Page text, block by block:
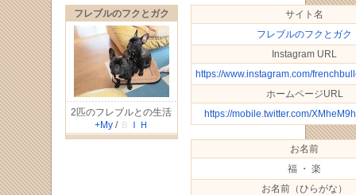
フレブルのフクとガク
2匹のフレブルとの生活
+My/ Ｂ Ｉ Ｈ
サイト名
フレブルのフクとガク
Instagram URL
https://www.instagram.com/
ホームページURL
https://mobile.twitter.com/
お名前
福 ・ 楽
お名前（ひらがな）